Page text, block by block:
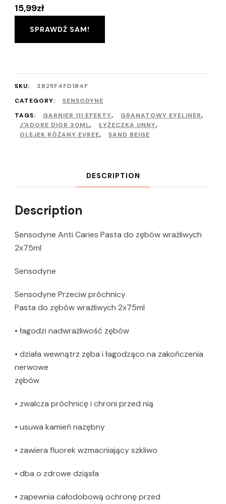
15,99zł
SPRAWDŹ SAM!
SKU:
3B25F4FD1B4F
CATEGORY:
SENSODYNE
TAGS:
GARNIER 111 EFEKTY, GRANATOWY EYELINER,
J'ADORE DIOR 30ML, ŁYŻECZKA UNNY,
OLEJEK RÓŻANY EVREE, SAND BEIGE
DESCRIPTION
Description
Sensodyne Anti Caries Pasta do zębów wrażliwych
2x75ml
Sensodyne
Sensodyne Przeciw próchnicy
Pasta do zębów wrażliwych 2x75ml
• łagodzi nadwrażliwość zębów
• działa wewnątrz zęba i łagodząco na zakończenia
nerwowe
zębów
• zwalcza próchnicę i chroni przed nią
• usuwa kamień nazębny
• zawiera fluorek wzmacniający szkliwo
• dba o zdrowe dziąsła
• zapewnia całodobową ochronę przed